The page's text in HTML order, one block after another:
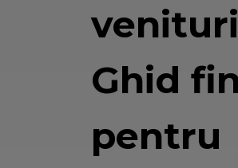
Ghid
pentru